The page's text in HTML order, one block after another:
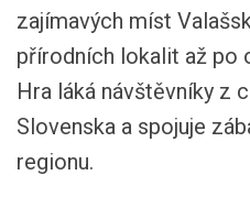
zajímavých míst
přírodních lokalit až po
Hra láká návštěvníky z
Slovenska a spojuje
regionu.